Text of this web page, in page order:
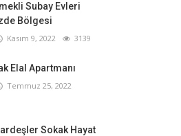
Subay Evleri
Bölgesi
Kasım 9, 2022 3139
Elal Apartmanı
Temmuz 25, 2022
Sokak Hayat